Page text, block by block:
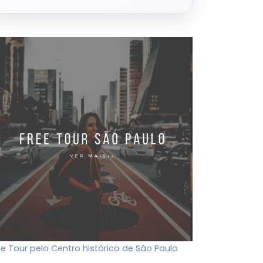
Tour pelo Centro histórico de São Paulo